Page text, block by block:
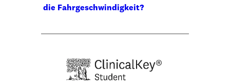
die Fahrgeschwindigkeit?